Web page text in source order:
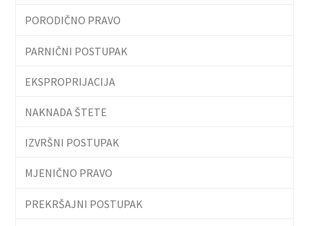
PORODIČNO PRAVO
PARNIČNI POSTUPAK
EKSPROPRIJACIJA
NAKNADA ŠTETE
IZVRŠNI POSTUPAK
MJENIČNO PRAVO
PREKRŠAJNI POSTUPAK